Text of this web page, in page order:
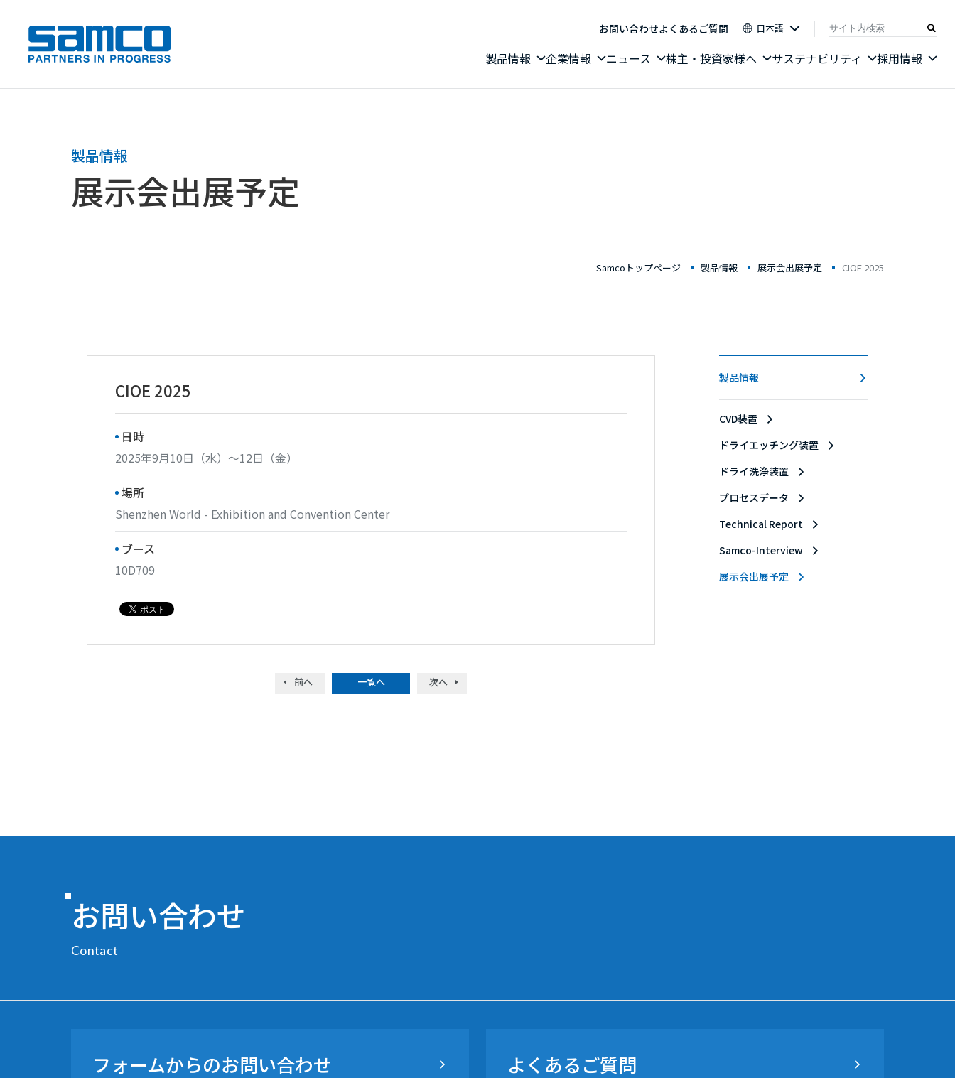
samco PARTNERS IN PROGRESS お問い合わせよくあるご質問 日本語
製品情報 企業情報 ニュース 株主・投資家様へ サステナビリティ 採用情報
製品情報
展示会出展予定
Samcoトップページ 製品情報 展示会出展予定 CIOE 2025
CIOE 2025
日時
2025年9月10日（水）～12日（金）
場所
Shenzhen World - Exhibition and Convention Center
ブース
10D709
前へ 一覧へ 次へ
製品情報
CVD装置
ドライエッチング装置
ドライ洗浄装置
プロセスデータ
Technical Report
Samco-Interview
展示会出展予定
お問い合わせ
Contact
フォームからのお問い合わせ よくあるご質問